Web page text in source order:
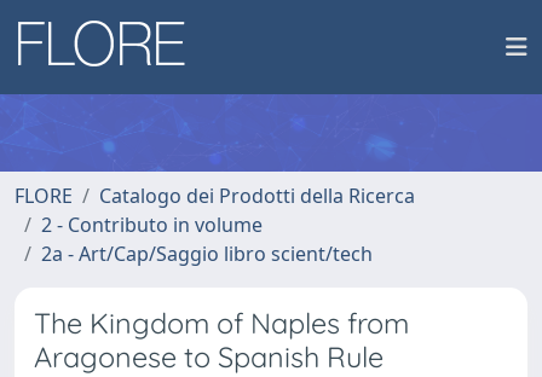
FLORE
Catalogo dei Prodotti della Ricerca
2 - Contributo in volume
2a - Art/Cap/Saggio libro scient/tech
The Kingdom of Naples from
Aragonese to Spanish Rule